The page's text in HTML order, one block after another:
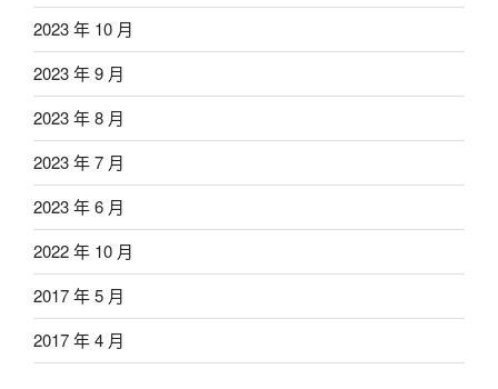
2023 年 10 月
2023 年 9 月
2023 年 8 月
2023 年 7 月
2023 年 6 月
2022 年 10 月
2017 年 5 月
2017 年 4 月